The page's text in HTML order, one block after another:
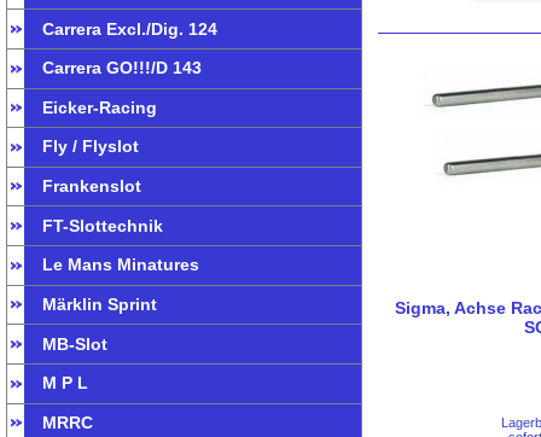
Carrera Excl./Dig. 124
Carrera GO!!!/D 143
Eicker-Racing
Fly / Flyslot
Frankenslot
FT-Slottechnik
Le Mans Minatures
Märklin Sprint
MB-Slot
M P L
MRRC
Sigma, Achse